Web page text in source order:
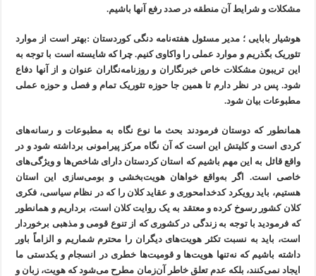
مشکلات و شرایط آن منطقه در صدد رفع آنها باشیم.
هوشیار بابایی ؛ مدیر مسئول هفته‌نامه دنگی کوردستان :بهتر است از موارد
تئوریک بگذریم و موارد عملی را واکاوی کنیم. چرا که شایسته است با توجه به
این تریبون مشکلات خاص خبرنگاران و روزنامه‌نگاران عنوان و از آنها دفاع
شود. پس در نظر دارم تا همین جا حوزه تئوریک تمام و فصل و حوزه عملی
مطبوعات بیان شود.
همانطور که دوستان فرمودند بحث ما نوع نگاه به مطبوعات و رسانه‌های
کردی است و کلیتش این است که آن نگاه مرکز پیرامونی برداشته شود و در
واقع قائل به این مهم باشیم که استان کردستان دارای شاخص‌ها و ویژگی‌های
خاصی است. اگر به‌واقع خواهان هویت‌بخشی و بومی‌سازی این استان
هستیم، باید رویکرد کدخدامحوری و عقاید کلان را که در نظام سیاسی، فکری
کلان کشور رسوخ کرده و معتقد به یک روایت کلان است، برداریم و همانطور
که فرمودید با توجه به زندگی در کشوری که از تنوع قومی و مذهبی برخوردار
است، باید به نسبت تکثر هویت‌های دیگران را محترم شماریم و الزاماً باور
داشته باشیم که نه‌تنها هویت‌ها و قومیت‌ها خطری در انسجام و یکدستی ما
ایجاد نمی‌کنند، بلکه عدم تعلق خاطر آن‌زمان مطرح می‌شود که هویت، زبان و